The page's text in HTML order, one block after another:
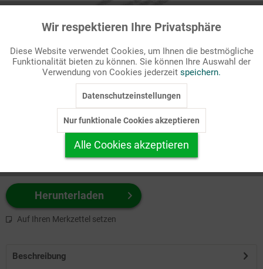
Passende Stichworte
Bibel, Meditation
zuerst Ihr Produktformat aus.
z.B. Farbe-Grafik, Schwarz-Weiß-Grafik, mit/ohne Text ...
Herunterladen
Auf Ihren Merkzettel setzen
Beschreibung
Funktionale Aktiv
Marketing Inaktiv
Personalisierung Inaktiv
Service
Wir respektieren Ihre Privatsphäre
Diese Website verwendet Cookies, um Ihnen die bestmögliche
Funktionalität bieten zu können. Sie können Ihre Auswahl der
Verwendung von Cookies jederzeit speichern.
Datenschutzeinstellungen
Nur funktionale Cookies akzeptieren
Alle Cookies akzeptieren